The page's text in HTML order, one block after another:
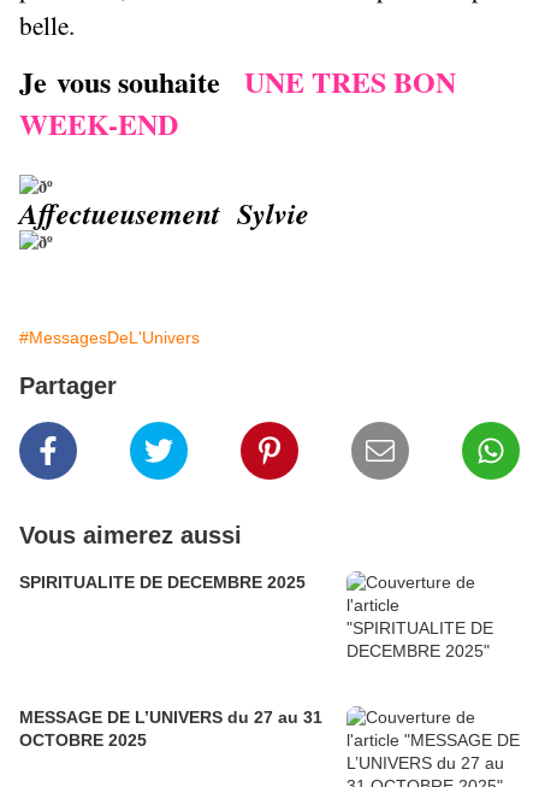
belle.
Je vous souhaite UNE TRES BON
WEEK-END
Affectueusement Sylvie
#MessagesDeL'Univers
Partager
Vous aimerez aussi
SPIRITUALITE DE DECEMBRE 2025
MESSAGE DE L’UNIVERS du 27 au 31
OCTOBRE 2025